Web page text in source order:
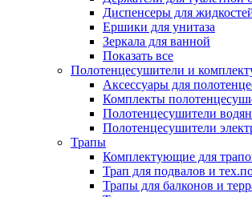
Диспенсеры для
Ершики для унитаза
Зеркала для ванной
Показать все
Полотенцесушители и
Аксессуары для
Комплекты
Полотенцесушители
Полотенцесушители
Трапы
Комплектующие для
Трап для подвалов и
Трапы для балконов и